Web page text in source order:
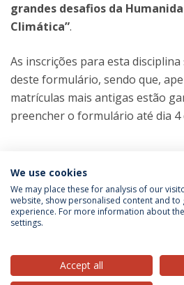
grandes desafios da
Climática”.
As inscrições para esta
deste formulário, sendo que,
matrículas mais antigas estão
preencher o formulário até dia 4
Privacy Policy
We use cookies
We may place these for analysis of our
website, show personalised content and to
experience. For more information about
settings.
Accept all